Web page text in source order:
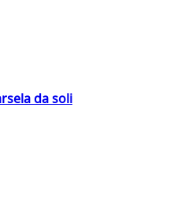
da soli